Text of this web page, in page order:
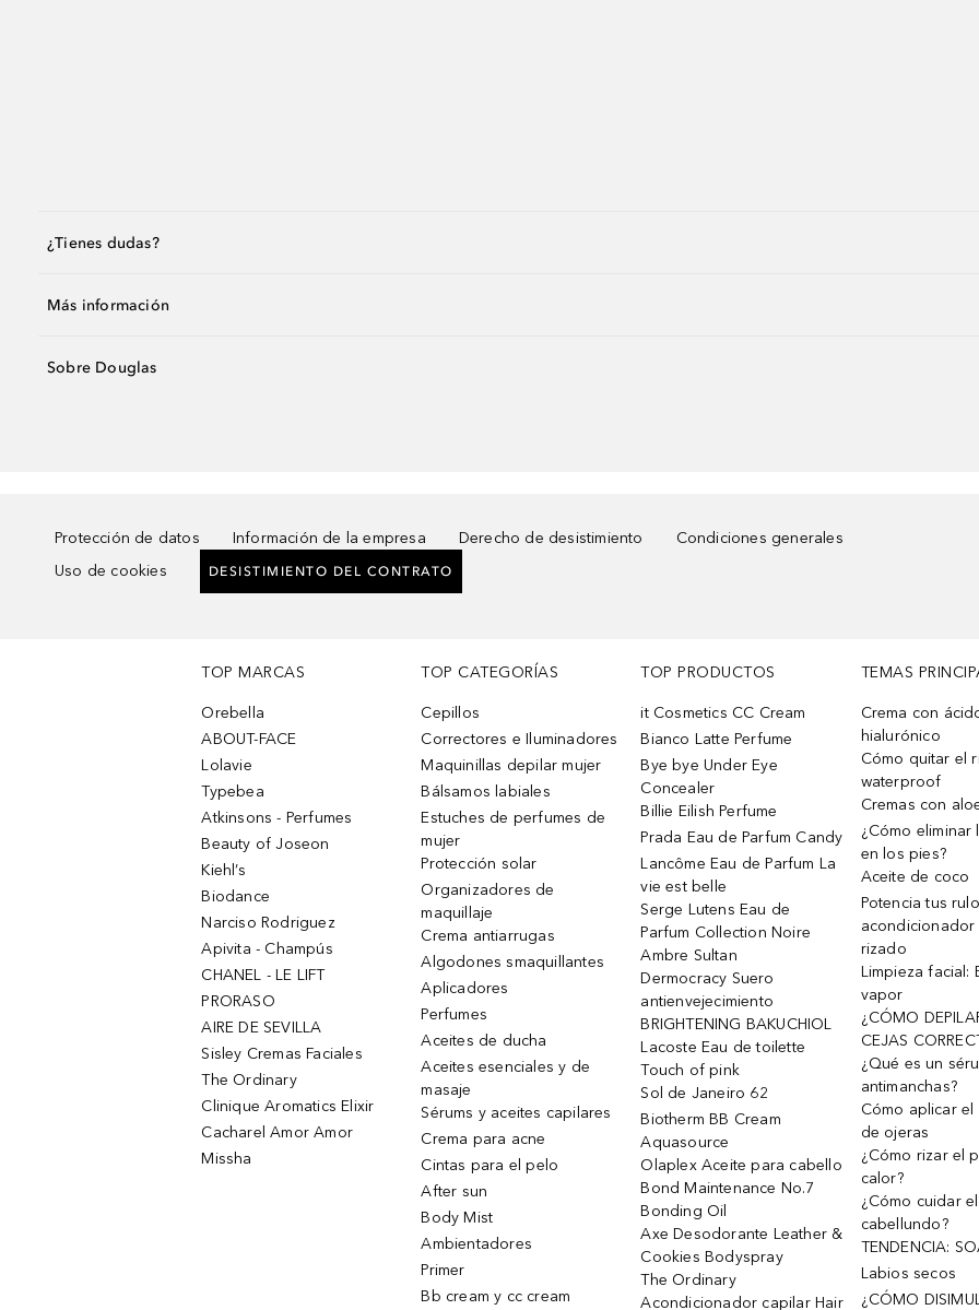
¿Tienes dudas?
Más información
Sobre Douglas
Protección de datos Información de la empresa Derecho de desistimiento
Condiciones generales
Uso de cookies
DESISTIMIENTO DEL CONTRATO
TOP MARCAS
Orebella
ABOUT-FACE
Lolavie
Typebea
Atkinsons - Perfumes
Beauty of Joseon
Kiehl’s
Biodance
Narciso Rodriguez
Apivita - Champús
CHANEL - LE LIFT
PRORASO
AIRE DE SEVILLA
Sisley Cremas Faciales
The Ordinary
Clinique Aromatics Elixir
Cacharel Amor Amor
Missha
TOP CATEGORÍAS
Cepillos
Correctores e Iluminadores
Maquinillas depilar mujer
Bálsamos labiales
Estuches de perfumes de
mujer
Protección solar
Organizadores de
maquillaje
Crema antiarrugas
Algodones smaquillantes
Aplicadores
Perfumes
Aceites de ducha
Aceites esenciales y de
masaje
Sérums y aceites capilares
Crema para acne
Cintas para el pelo
After sun
Body Mist
Ambientadores
Primer
Bb cream y cc cream
TOP PRODUCTOS
it Cosmetics CC Cream
Bianco Latte Perfume
Bye bye Under Eye
Concealer
Billie Eilish Perfume
Prada Eau de Parfum Candy
Lancôme Eau de Parfum La
vie est belle
Serge Lutens Eau de
Parfum Collection Noire
Ambre Sultan
Dermocracy Suero
antienvejecimiento
BRIGHTENING BAKUCHIOL
Lacoste Eau de toilette
Touch of pink
Sol de Janeiro 62
Biotherm BB Cream
Aquasource
Olaplex Aceite para cabello
Bond Maintenance No.7
Bonding Oil
Axe Desodorante Leather &
Cookies Bodyspray
The Ordinary
Acondicionador capilar Hair
TEMAS
Crema con
hialurónico
Cómo quitar el
waterproof
Cremas con
¿Cómo eliminar
en los pies?
Aceite de coco
Potencia tus
rizado
Limpieza facial:
vapor
¿CÓMO
CEJAS
¿Qué es un
antimanchas?
Cómo aplicar
de ojeras
¿Cómo rizar el
calor?
¿Cómo cuidar
cabellundo?
TENDENCIA:
Labios secos
¿CÓMO